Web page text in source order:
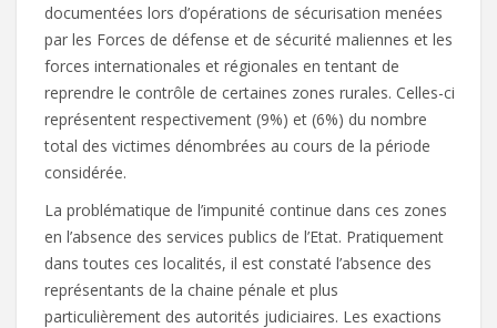
documentées lors d’opérations de sécurisation menées
par les Forces de défense et de sécurité maliennes et les
forces internationales et régionales en tentant de
reprendre le contrôle de certaines zones rurales. Celles-ci
représentent respectivement (9%) et (6%) du nombre
total des victimes dénombrées au cours de la période
considérée.
La problématique de l’impunité continue dans ces zones
en l’absence des services publics de l’Etat. Pratiquement
dans toutes ces localités, il est constaté l’absence des
représentants de la chaine pénale et plus
particulièrement des autorités judiciaires. Les exactions